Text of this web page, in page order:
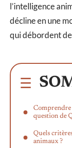
l’intelligence
décline en une
qui débordent
Comprendre
question de
Quels
animaux ?